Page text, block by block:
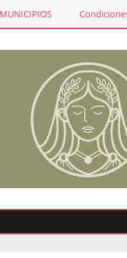
MUNICIPIOS